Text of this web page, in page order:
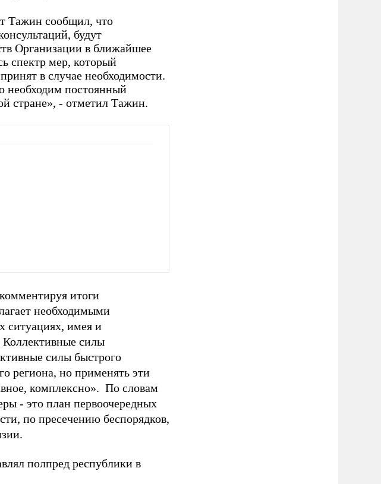
Тажин сообщил, что
будут
Организации в ближайшее
спектр мер, который
в случае необходимости.
необходим постоянный
стране», - отметил Тажин.
итоги
необходимыми
ситуациях, имея и
Коллективные силы
силы быстрого
региона, но применять эти
комплексно». По словам
- это план первоочередных
по пресечению беспорядков,
полпред республики в